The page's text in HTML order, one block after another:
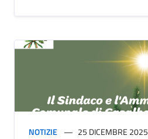
NOTIZIE 25 DICEMBRE 2025